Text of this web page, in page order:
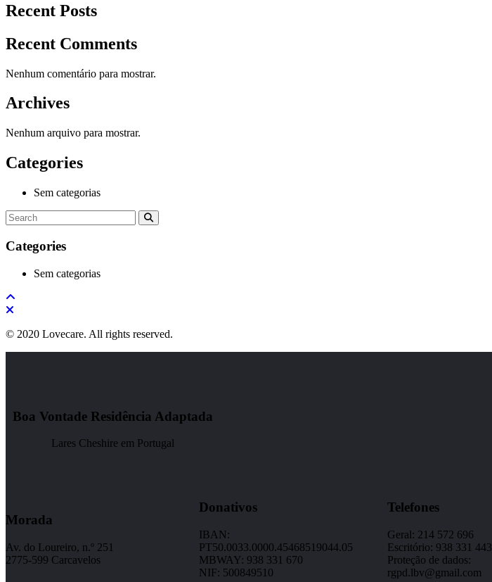
Recent Posts
Recent Comments
Nenhum comentário para mostrar.
Archives
Nenhum arquivo para mostrar.
Categories
Sem categorias
Categories
Sem categorias
© 2020 Lovecare. All rights reserved.
Boa Vontade Residência Adaptada
Lares Cheshire em Portugal
Morada
Av. do Loureiro, n.º 251
2775-599 Carcavelos
Donativos
IBAN:
PT50.0033.0000.45468519044.05
​MBWAY: 938 331 670
​NIF: 500849510
Telefones
Geral: 214 572 696
Escritório: 938 331 443
Proteção de dados:
rgpd.lbv@gmail.com